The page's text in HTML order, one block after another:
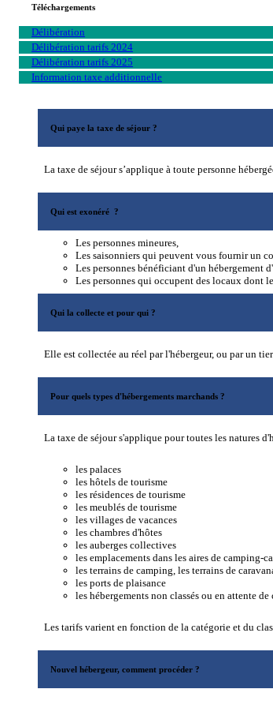
Téléchargements
Délibération
Délibération tarifs 2024
Délibération tarifs 2025
Information taxe additionnelle
Qui paye la taxe de séjour ?
La taxe de séjour s’applique à toute personne
Qui est exonéré ?
Les personnes mineures,
Les saisonniers qui peuvent vous fournir un
Les personnes bénéficiant d'un hébergement
Les personnes qui occupent des locaux dont
Qui la collecte et pour qui ?
Elle est collectée au réel par l'hébergeur, ou par un
Pour quels types d'hébergements marchands ?
La taxe de séjour s'applique pour toutes les natures
les palaces
les hôtels de tourisme
les résidences de tourisme
les meublés de tourisme
les villages de vacances
les chambres d'hôtes
les auberges collectives
les emplacements dans les aires de camping-
les terrains de camping, les terrains de
les ports de plaisance
les hébergements non classés ou en attente de
Les tarifs varient en fonction de la catégorie et du
Nouvel hébergeur, comment procéder ?